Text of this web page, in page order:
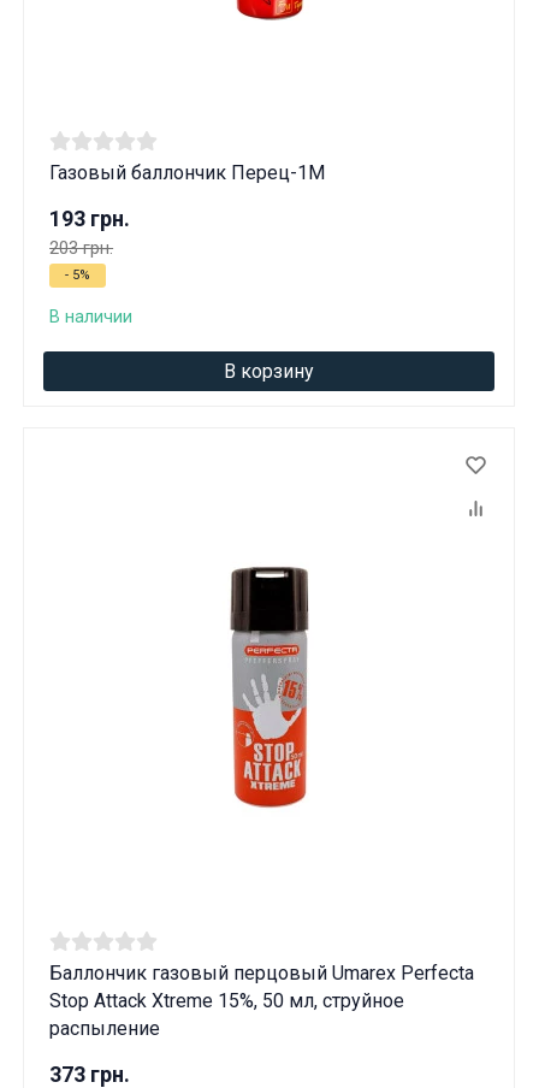
Газовый баллончик Перец-1M
193 грн.
203 грн.
- 5%
В наличии
В корзину
Баллончик газовый перцовый Umarex Perfecta
Stop Attack Xtreme 15%, 50 мл, струйное
распыление
373 грн.